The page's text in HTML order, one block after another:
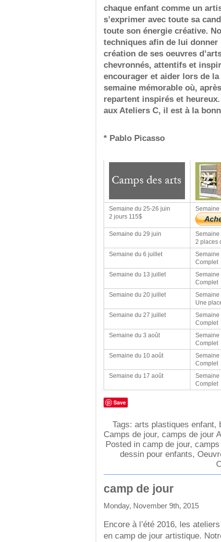
chaque enfant comme un
s’exprimer avec toute sa
toute son énergie créative.
techniques afin de lui
création de ses oeuvres
chevronnés, attentifs et
encourager et aider lors de
semaine mémorable où,
repartent inspirés et
aux Ateliers C, il est à la
* Pablo Picasso
Semaine du 25-26 juin
2 jours 115$
Semaine
Semaine du 29 juin
Semaine
2 places
Semaine du 6 juillet
Semaine
Complet
Semaine du 13 juillet
Semaine
Complet
Semaine du 20 juillet
Semaine
Une
Semaine du 27 juillet
Semaine
Complet
Semaine du 3 août
Semaine
Complet
Semaine du 10 août
Semaine
Complet
Semaine du 17 août
Semaine
Complet
Save
Tags: arts plastiques enfant,
Camps de jour, camps de jour
Posted in camp de jour,
dessin pour enfants,
camp de jour
Monday, November 9th, 2015
Encore à l’été 2016, les
en camp de jour artistique.